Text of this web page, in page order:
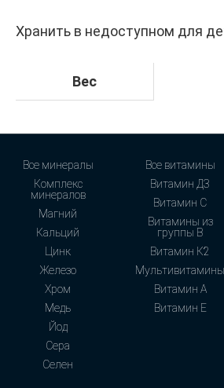
Хранить в недоступном для
Вес
Все минералы
Комплекс
минералов
Магний
Кальций
Цинк
Железо
Хром
Медь
Йод
Сера
Селен
Все витамины
Витамин Д3
Витамин С
Витамины из
группы В
Витамин К2
Мультивитамины
Витамин А
Витамин Е